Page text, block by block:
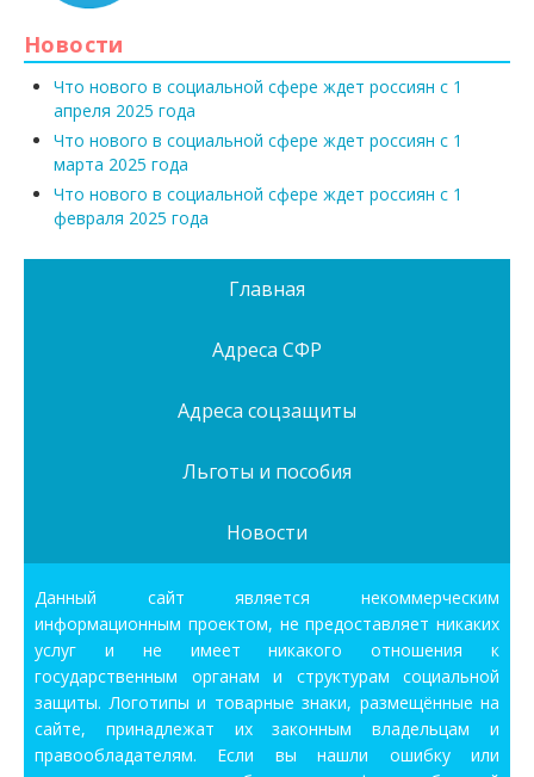
Новости
Что нового в социальной сфере ждет россиян с 1
апреля 2025 года
Что нового в социальной сфере ждет россиян с 1
марта 2025 года
Что нового в социальной сфере ждет россиян с 1
февраля 2025 года
Главная
Адреса СФР
Адреса соцзащиты
Льготы и пособия
Новости
Данный сайт является некоммерческим
информационным проектом, не предоставляет никаких
услуг и не имеет никакого отношения к
государственным органам и структурам социальной
защиты. Логотипы и товарные знаки, размещённые на
сайте, принадлежат их законным владельцам и
правообладателям. Если вы нашли ошибку или